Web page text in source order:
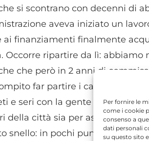
Per fornire le
come i cookie
consenso a
dati personali
su questo sito
si scontrano con decenni di
aveva iniziato un
ai finanziamenti finalmente
Occorre ripartire da lì:
che però in 2 anni di
far partire i cantieri e
e seri con la gente – ha
della città sia per ascoltare sia
snello: in pochi punti abbiamo